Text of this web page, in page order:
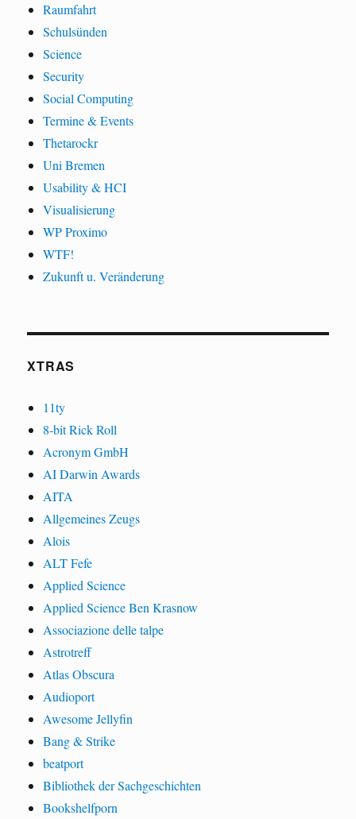
Raumfahrt
Schulsünden
Science
Security
Social Computing
Termine & Events
Thetarockr
Uni Bremen
Usability & HCI
Visualisierung
WP Proximo
WTF!
Zukunft u. Veränderung
XTRAS
11ty
8-bit Rick Roll
Acronym GmbH
AI Darwin Awards
AITA
Allgemeines Zeugs
Alois
ALT Fefe
Applied Science
Applied Science Ben Krasnow
Associazione delle talpe
Astrotreff
Atlas Obscura
Audioport
Awesome Jellyfin
Bang & Strike
beatport
Bibliothek der Sachgeschichten
Bookshelfporn